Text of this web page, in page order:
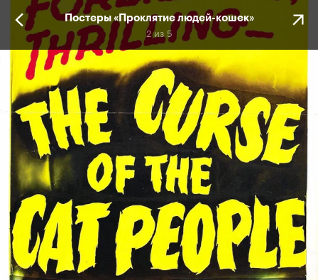
Постеры «Проклятие людей-кошек»
2 из 5